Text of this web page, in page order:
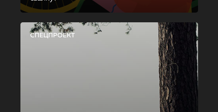
СПЕЦПРОЕКТ